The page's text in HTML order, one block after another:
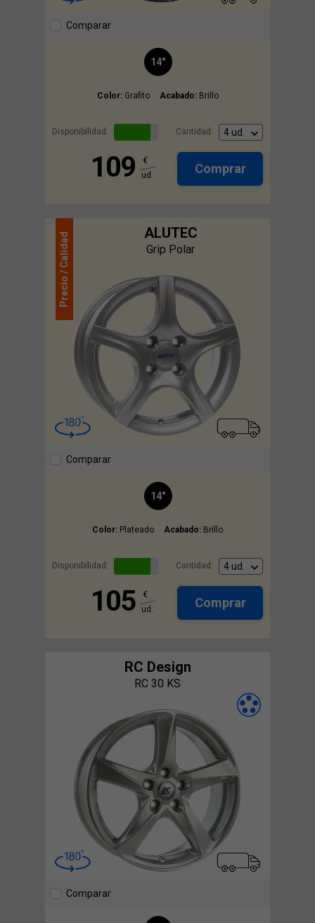
Comparar
14"
Color: Grafito Acabado: Brillo
Disponibilidad: Cantidad:
109
€
ud.
Comprar
ALUTEC
Grip Polar
Precio /
Calidad
Comparar
14"
Color: Plateado Acabado: Brillo
Disponibilidad: Cantidad:
105
€
ud.
Comprar
RC Design
RC 30 KS
Comparar